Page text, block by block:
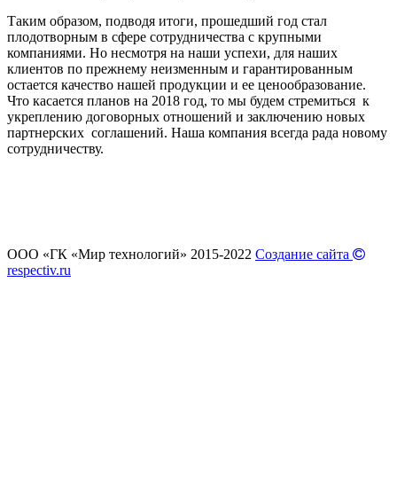
Таким образом, подводя итоги, прошедший год стал
плодотворным в сфере сотрудничества с крупными
компаниями. Но несмотря на наши успехи, для наших
клиентов по прежнему неизменным и гарантированным
остается качество нашей продукции и ее ценообразование.
Что касается планов на 2018 год, то мы будем стремиться к
укреплению договорных отношений и заключению новых
партнерских соглашений. Наша компания всегда рада новому
сотрудничеству.
ООО «ГК «Мир технологий» 2015-2022 Создание сайта
respectiv.ru